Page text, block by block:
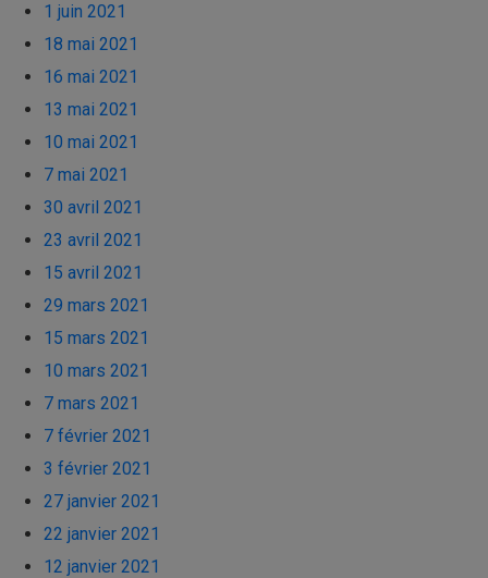
1 juin 2021
18 mai 2021
16 mai 2021
13 mai 2021
10 mai 2021
7 mai 2021
30 avril 2021
23 avril 2021
15 avril 2021
29 mars 2021
15 mars 2021
10 mars 2021
7 mars 2021
7 février 2021
3 février 2021
27 janvier 2021
22 janvier 2021
12 janvier 2021